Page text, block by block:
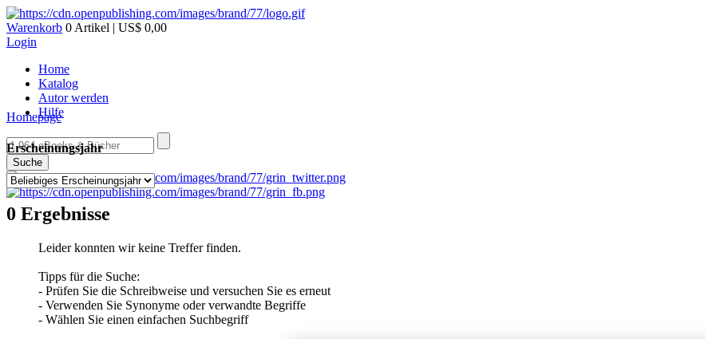
Warenkorb 0 Artikel | US$ 0,00
Login
Home
Katalog
Autor werden
Hilfe
Suche
Homepage
Erscheinungsjahr
0 Ergebnisse
Leider konnten wir keine Treffer finden.
Tipps für die Suche:
- Prüfen Sie die Schreibweise und versuchen Sie es erneut
- Verwenden Sie Synonyme oder verwandte Begriffe
- Wählen Sie einen einfachen Suchbegriff